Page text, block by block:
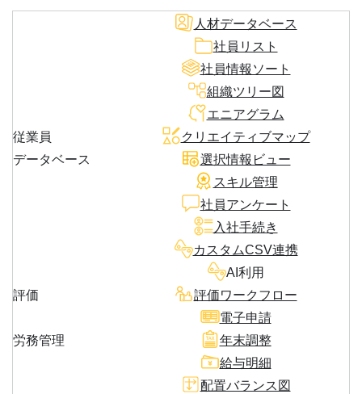
従業員
データベース
人材データベース
社員リスト
社員情報ソート
組織ツリー図
エニアグラム
クリエイティブマップ
選択情報ビュー
スキル管理
社員アンケート
入社手続き
カスタムCSV連携
AI利用
評価
評価ワークフロー
労務管理
電子申請
年末調整
給与明細
配置バランス図